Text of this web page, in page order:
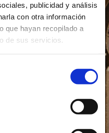
publicidad y análisis
con otra información
que hayan recopilado a
de sus servicios.